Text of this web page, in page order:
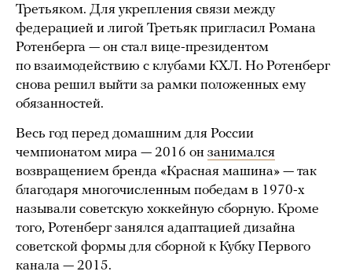
Третьяком. Для укрепления связи между
федерацией и лигой Третьяк пригласил Романа
Ротенберга — он стал вице-президентом
по взаимодействию с клубами КХЛ. Но Ротенберг
снова решил выйти за рамки положенных ему
обязанностей.
Весь год перед домашним для России
чемпионатом мира — 2016 он занимался
возвращением бренда «Красная машина» — так
благодаря многочисленным победам в 1970-х
называли советскую хоккейную сборную. Кроме
того, Ротенберг занялся адаптацией дизайна
советской формы для сборной к Кубку Первого
канала — 2015.